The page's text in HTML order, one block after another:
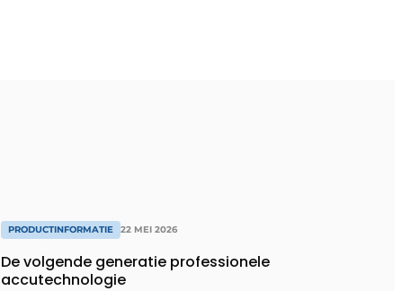
PRODUCTINFORMATIE 22 MEI 2026
De volgende generatie professionele
accutechnologie